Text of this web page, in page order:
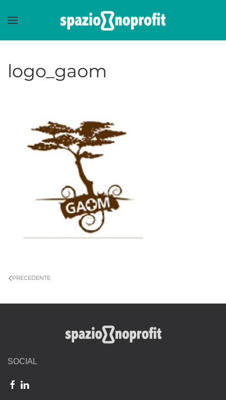
Skip to main content
logo_gaom
PRECEDENTE
SOCIAL